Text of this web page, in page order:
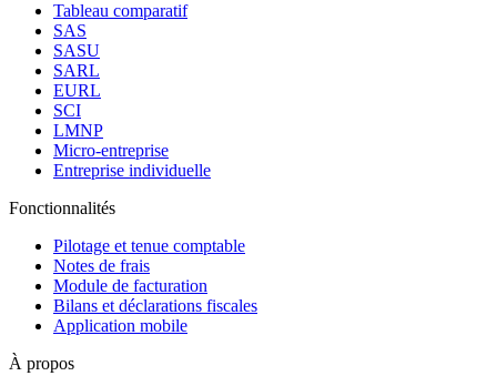
Tableau comparatif
SAS
SASU
SARL
EURL
SCI
LMNP
Micro-entreprise
Entreprise individuelle
Fonctionnalités
Pilotage et tenue comptable
Notes de frais
Module de facturation
Bilans et déclarations fiscales
Application mobile
À propos